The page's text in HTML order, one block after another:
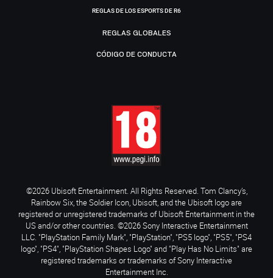
REGLAS DE LOS ESPORTS DE R6
REGLAS GLOBALES
CÓDIGO DE CONDUCTA
©2026 Ubisoft Entertainment. All Rights Reserved. Tom Clancy’s,
Rainbow Six, the Soldier Icon, Ubisoft, and the Ubisoft logo are
registered or unregistered trademarks of Ubisoft Entertainment in the
US and/or other countries. ©2026 Sony Interactive Entertainment
LLC. "PlayStation Family Mark", "PlayStation", "PS5 logo", "PS5", "PS4
logo", "PS4", "PlayStation Shapes Logo" and "Play Has No Limits" are
registered trademarks or trademarks of Sony Interactive
Entertainment Inc.